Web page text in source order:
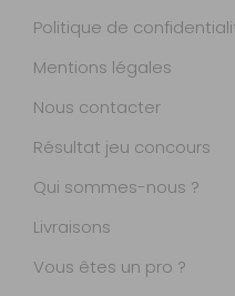
Politique de
Mentions légales
Nous contacter
Résultat jeu concours
Qui sommes-nous ?
Livraisons
Vous êtes un pro ?